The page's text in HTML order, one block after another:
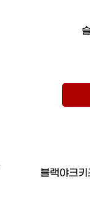
블랙야크